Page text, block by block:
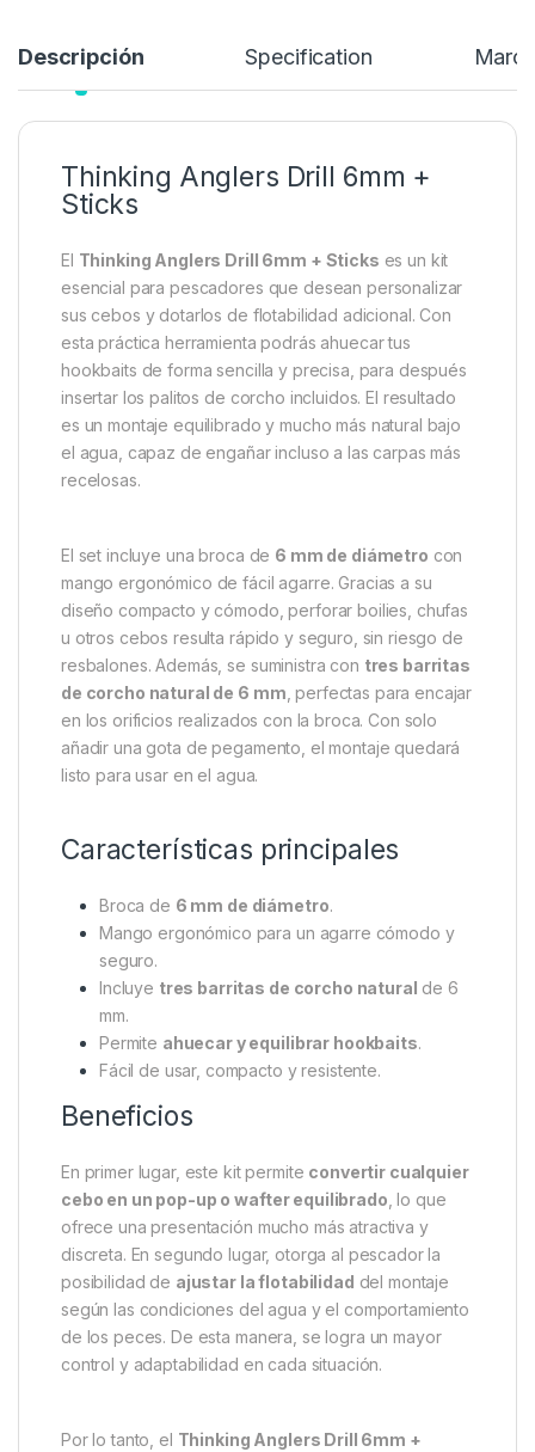
Descripción Specification
Thinking Anglers Drill 6mm +
Sticks
El Thinking Anglers Drill 6mm + Stickses un kit
esencial para pescadores que desean personalizar
sus cebos y dotarlos de flotabilidad adicional. Con
esta práctica herramienta podrás ahuecar tus
hookbaits de forma sencilla y precisa, para después
insertar los palitos de corcho incluidos. El resultado
es un montaje equilibrado y mucho más natural bajo
el agua, capaz de engañar incluso a las carpas más
recelosas.
El set incluye una broca de6 mm de diámetro
mango ergonómico de fácil agarre. Gracias a su
diseño compacto y cómodo, perforar boilies, chufas
u otros cebos resulta rápido y seguro, sin riesgo de
resbalones. Además, se suministra con
de corcho natural de 6 mm, perfectas para encajar
en los orificios realizados con la broca. Con solo
añadir una gota de pegamento, el montaje quedará
listo para usar en el agua.
Broca de6 mm de diámetro.
Mango ergonómico para un agarre cómodo y
seguro.
Incluyetres barritas de corcho naturalde 6
mm.
Permite ahuecar y equilibrar hookbaits.
Fácil de usar, compacto y resistente.